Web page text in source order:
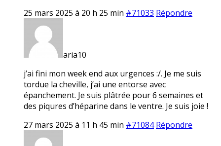
25 mars 2025 à 20 h 25 min #71033 Répondre
aria10
j’ai fini mon week end aux urgences :/. Je me suis
tordue la cheville, j’ai une entorse avec
épanchement. Je suis plâtrée pour 6 semaines et
des piqures d’héparine dans le ventre. Je suis joie !
27 mars 2025 à 11 h 45 min #71084 Répondre